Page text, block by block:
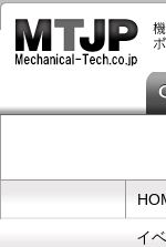
メ
イ
テ
イ